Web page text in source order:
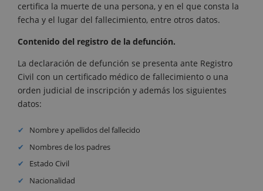
certifica la muerte de una persona, y en el que consta la
fecha y el lugar del fallecimiento, entre otros datos.
Contenido del registro de la defunción.
La declaración de defunción se presenta ante Registro
Civil con un certificado médico de fallecimiento o una
orden judicial de inscripción y además los siguientes
datos:
Nombre y apellidos del fallecido
Nombres de los padres
Estado Civil
Nacionalidad